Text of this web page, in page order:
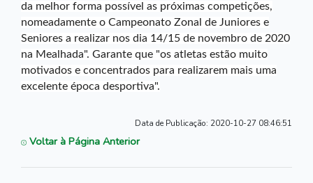
da melhor forma possível as próximas competições,
nomeadamente o Campeonato Zonal de Juniores e
Seniores a realizar nos dia 14/15 de novembro de 2020
na Mealhada". Garante que "os atletas estão muito
motivados e concentrados para realizarem mais uma
excelente época desportiva".
Data de Publicação: 2020-10-27 08:46:51
Voltar à Página Anterior